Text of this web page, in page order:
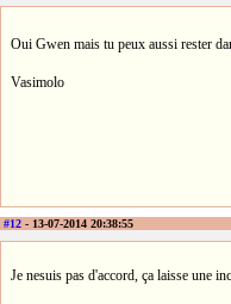
Oui Gwen mais tu peux aussi rester
Vasimolo
#12 - 13-07-2014 20:38:55
Je nesuis pas d'accord, ça laisse une